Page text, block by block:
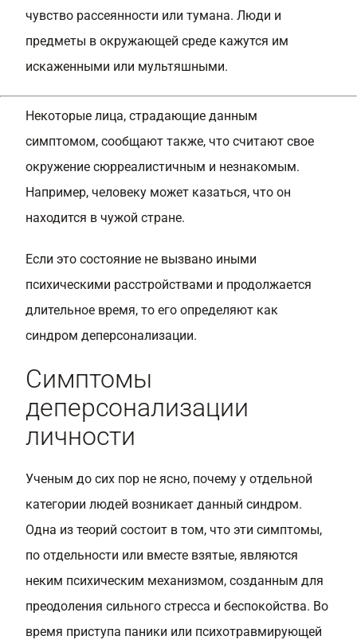
чувство рассеянности или тумана. Люди и
предметы в окружающей среде кажутся им
искаженными или мультяшными.
Некоторые лица, страдающие данным
симптомом, сообщают также, что считают свое
окружение сюрреалистичным и незнакомым.
Например, человеку может казаться, что он
находится в чужой стране.
Если это состояние не вызвано иными
психическими расстройствами и продолжается
длительное время, то его определяют как
синдром деперсонализации.
Симптомы
деперсонализации
личности
Ученым до сих пор не ясно, почему у отдельной
категории людей возникает данный синдром.
Одна из теорий состоит в том, что эти симптомы,
по отдельности или вместе взятые, являются
неким психическим механизмом, созданным для
преодоления сильного стресса и беспокойства. Во
время приступа паники или психотравмирующей